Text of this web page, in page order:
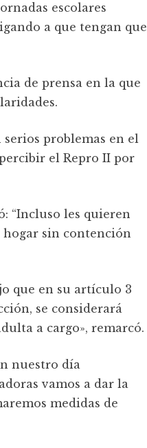
escolares
a que tengan que
de prensa en la que
problemas en el
el Repro II por
“Incluso les quieren
hogar sin contención
que en su artículo 3
se considerará
a cargo», remarcó.
nuestro día
vamos a dar la
medidas de